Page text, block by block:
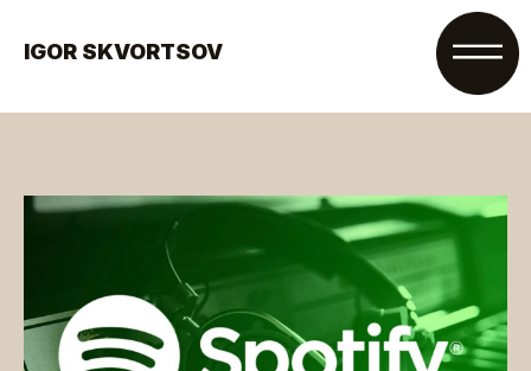
IGOR SKVORTSOV